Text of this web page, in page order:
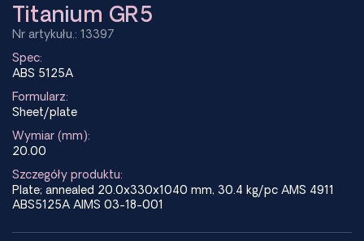
Titanium GR5
Nr artykułu.: 13397
Spec:
ABS 5125A
Formularz:
Sheet/plate
Wymiar (mm):
20.00
Szczegóły produktu:
Plate; annealed 20.0x330x1040 mm, 30.4 kg/pc AMS 4911
ABS5125A AIMS 03-18-001